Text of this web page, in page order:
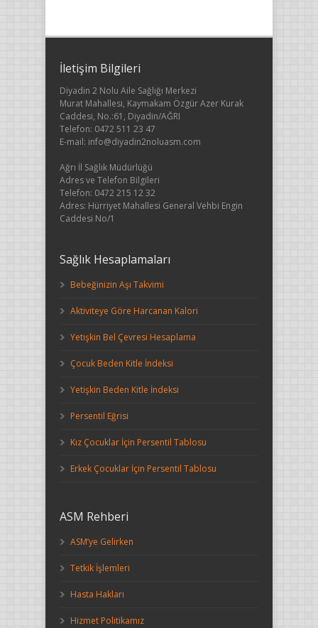
İletişim Bilgileri
Diyadin 2 Nolu Aile Sağlığı Merkezi
Murat Mahallesi, Kaymakam Özgür Azer Kurak
Caddesi, No.:61, Diyadin/AĞRI
Telefon: 0472 511 23 47
E-mail: info@diyadin2noluasm.com
Ağrı İl Sağlık Müdürlüğü
Adres ve Telefon Bilgileri
Telefon: 0472 215 12 32
Adres: Hürriyet Mahallesi General Vehbi Engin
Caddesi No/1
Sağlık Hesaplamaları
Bebeğinizin Aşı Takvimi
Aktiviteye Göre Harcanan Kalori
Yetişkin Bel Çevresi Hesaplama
Çocuk Beden Kitle İndeksi
Yetişkin Beden Kitle İndeksi
Persentil Eğrisi
Kız Çocuklar İçin Persentil Tablosu
Erkek Çocuklar İçin Persentil Tablosu
ASM Rehberi
ASM’ye Gelirken
Tetkik İşlemleri
Hasta Hakları
Hizmet Politikamız